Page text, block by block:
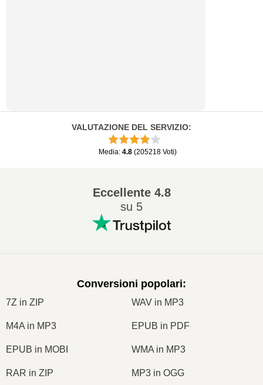
VALUTAZIONE DEL SERVIZIO:
Media: 4.8 (205218 Voti)
Eccellente4.8
su 5
Conversioni popolari:
7Z in ZIP WAV in MP3
M4A in MP3 EPUB in PDF
EPUB in MOBI WMA in MP3
RAR in ZIP MP3 in OGG